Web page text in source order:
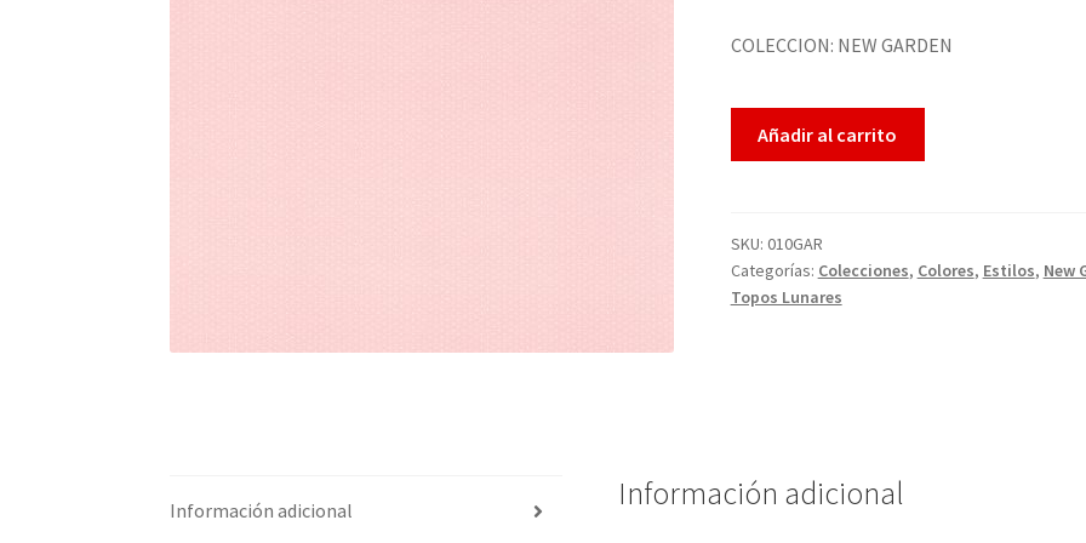
COLECCION: NEW GARDEN
Añadir al carrito
SKU: 010GAR
Categorías: Colecciones, Colores, Estilos, New
Topos Lunares
Información adicional Información adicional